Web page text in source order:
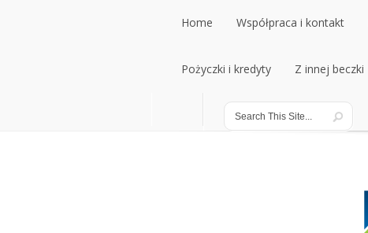
Home
Home
Współpraca i kontakt
Współpraca i kontakt
Pożyczki i kredyty
Pożyczki i kredyty
Z innej beczki
Z innej beczki